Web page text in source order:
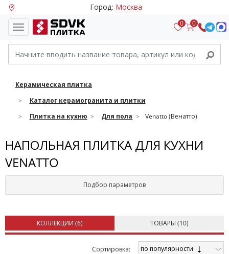
Город: Москва
0 0
Керамическая плитка
Каталог керамогранита и плитки
Плитка на кухню
Для пола Venatto (Венатто)
НАПОЛЬНАЯ ПЛИТКА ДЛЯ КУХНИ
VENATTO
Подбор параметров
КОЛЛЕКЦИИ (6) ТОВАРЫ (10)
Cортировка: по популярности